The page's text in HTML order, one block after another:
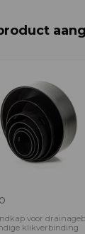
voor
klikverbinding